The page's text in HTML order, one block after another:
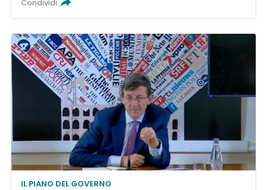
Condividi
IL PIANO DEL GOVERNO